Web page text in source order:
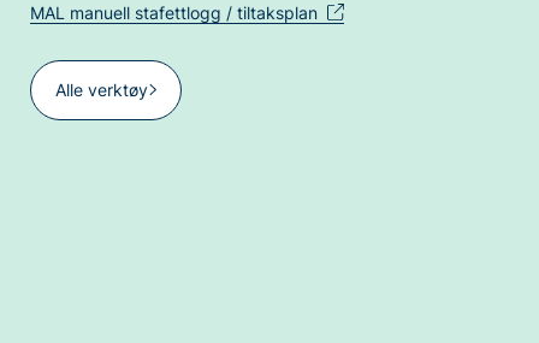
MAL manuell stafettlogg / tiltaksplan
Alle verktøy